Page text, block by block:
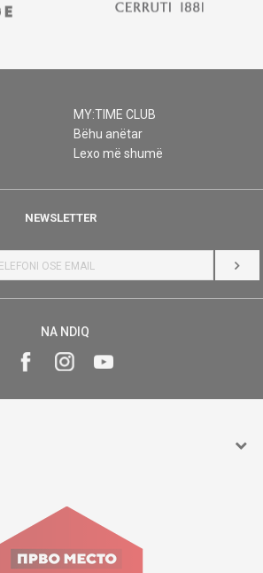
MY:TIME CLUB
Bëhu anëtar
Lexo më shumë
NEWSLETTER
HYR
NA NDIQ
Goce Nikolovski 74 Shkup
contact@mytime.mk